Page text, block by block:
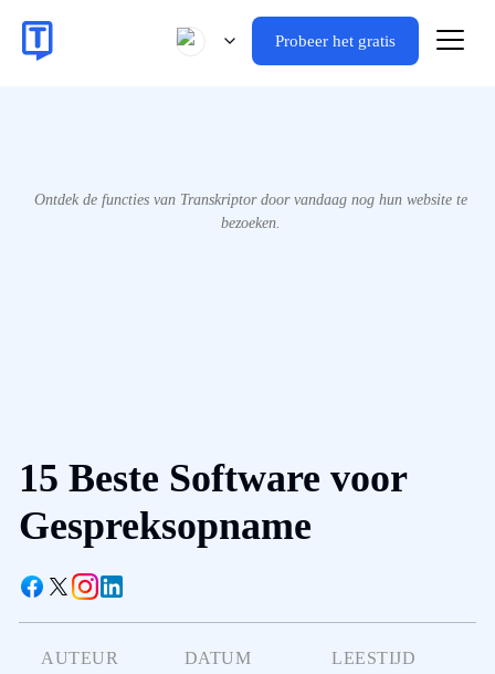
Probeer het gratis
Ontdek de functies van Transkriptor door vandaag nog hun website te
bezoeken.
15 Beste Software voor
Gespreksopname
AUTEUR DATUM LEESTIJD